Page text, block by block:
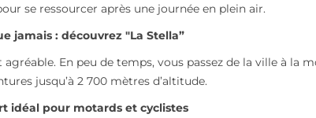
se ressourcer après une journée en plein air.
jamais : découvrez "La Stella”
En peu de temps, vous passez de la ville à la
jusqu’à 2 700 mètres d’altitude.
idéal pour motards et cyclistes